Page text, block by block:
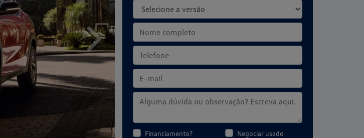
Financiamento?
Negociar usado
Próximo